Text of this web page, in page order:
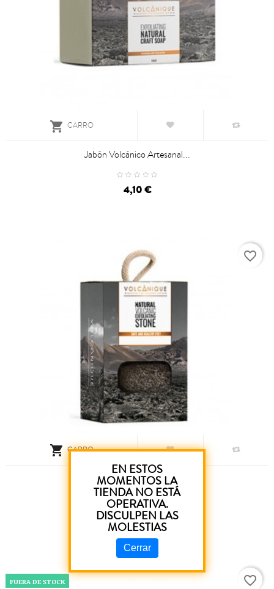
 CARRO
Jabón Volcánico Artesanal...
4,10 €
 CARRO
Piedra Exfoliante Volcánica...
5,30 €
favorite_border
FUERA DE STOCK favorite_border
EN ESTOS
MOMENTOS LA
TIENDA NO ESTÁ
OPERATIVA.
DISCULPEN LAS
MOLESTIAS
Cerrar